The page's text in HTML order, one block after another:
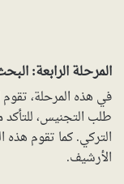
المرحلة الرابعة:
في هذه المرحلة،
طلب التجنيس،
التركي. كما تقوم
الأرشيف.